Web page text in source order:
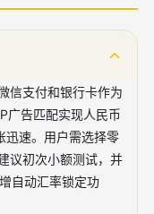
信支付和银行卡作为
广告匹配实现人民币
迅速。用户需选择零
议初次小额测试，并
自动汇率锁定功